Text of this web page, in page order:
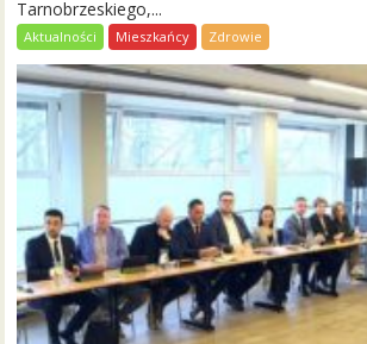
Tarnobrzeskiego,...
Aktualności Mieszkańcy Zdrowie